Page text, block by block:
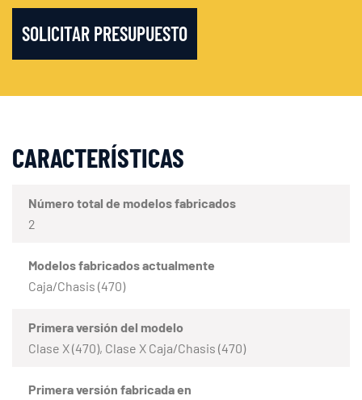
SOLICITAR PRESUPUESTO
CARACTERÍSTICAS
Número total de modelos fabricados
2
Modelos fabricados actualmente
Caja/Chasis (470)
Primera versión del modelo
Clase X (470), Clase X Caja/Chasis (470)
Primera versión fabricada en